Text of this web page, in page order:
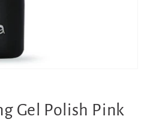
Gel Polish Pink